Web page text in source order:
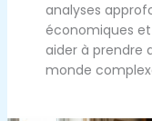
analyses
économiques
aider à prendre
monde